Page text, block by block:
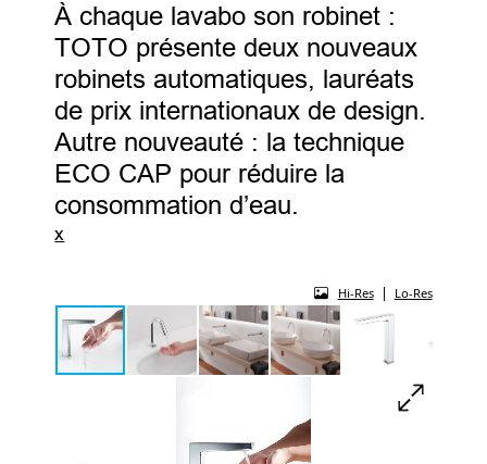
À chaque lavabo son robinet :
TOTO présente deux nouveaux
robinets automatiques, lauréats
de prix internationaux de design.
Autre nouveauté : la technique
ECO CAP pour réduire la
consommation d’eau.
x
Hi-Res| Lo-Res